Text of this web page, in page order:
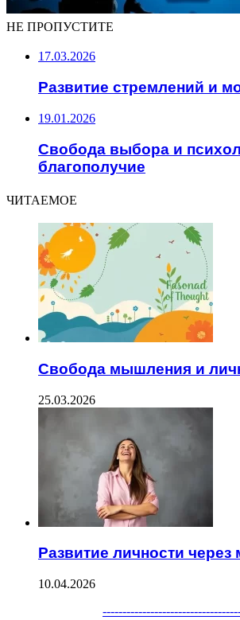
НЕ ПРОПУСТИТЕ
17.03.2026
Развитие стремлений и
19.01.2026
Свобода выбора и
благополучие
ЧИТАЕМОЕ
Свобода мышления и
25.03.2026
Развитие личности
10.04.2026